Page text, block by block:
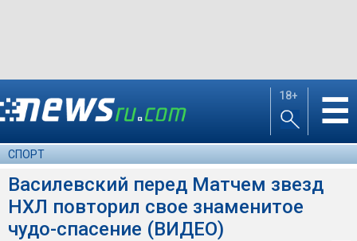
18+ ☰
СПОРТ
Василевский перед Матчем звезд
НХЛ повторил свое знаменитое
чудо-спасение (ВИДЕО)